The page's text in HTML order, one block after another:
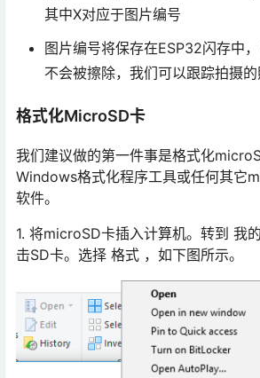
其中X对应于图片编号
图片编号将保存在ESP32闪存中
不会被擦除，我们可以跟踪拍摄的
格式化MicroSD卡
我们建议做的第一件事是格式化
Windows格式化程序工具或任何其它
软件。
1. 将microSD卡插入计算机。转到 我
击SD卡。选择 格式 ，如下图所示。